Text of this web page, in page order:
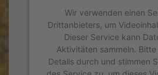
Wir verwenden einen
Drittanbieters, um
Dieser Service kann
Aktivitäten sammeln. Bitte
Details durch und stimmen